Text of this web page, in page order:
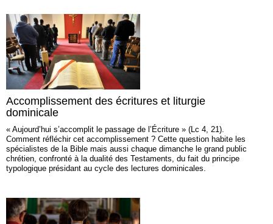
Accomplissement des écritures et liturgie
dominicale
« Aujourd’hui s’accomplit le passage de l’Écriture » (Lc 4, 21).
Comment réfléchir cet accomplissement ? Cette question habite les
spécialistes de la Bible mais aussi chaque dimanche le grand public
chrétien, confronté à la dualité des Testaments, du fait du principe
typologique présidant au cycle des lectures dominicales.